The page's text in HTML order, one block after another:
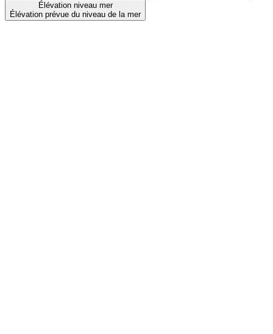
Élévation niveau mer
Élévation prévue du niveau de la mer